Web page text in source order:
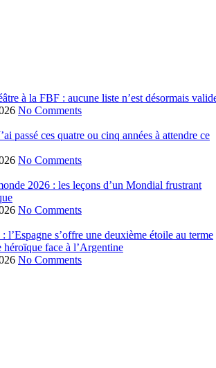
à la FBF : aucune liste n’est désormais
No Comments
passé ces quatre ou cinq années à attendre ce
No Comments
2026 : les leçons d’un Mondial frustrant
No Comments
l’Espagne s’offre une deuxième étoile au terme
héroïque face à l’Argentine
No Comments